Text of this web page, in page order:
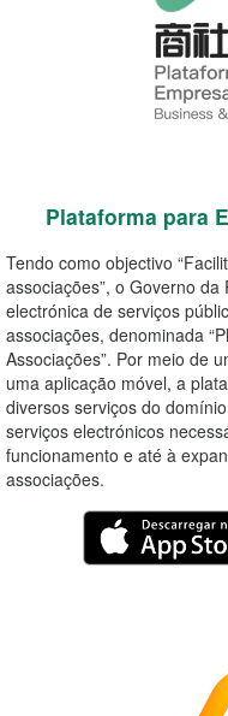
Plataforma para
Tendo como objectivo
associações”, o Governo
electrónica de serviços
associações, denominada
Associações”. Por meio de
uma aplicação móvel, a
diversos serviços do
serviços electrónicos
funcionamento e até à
associações.